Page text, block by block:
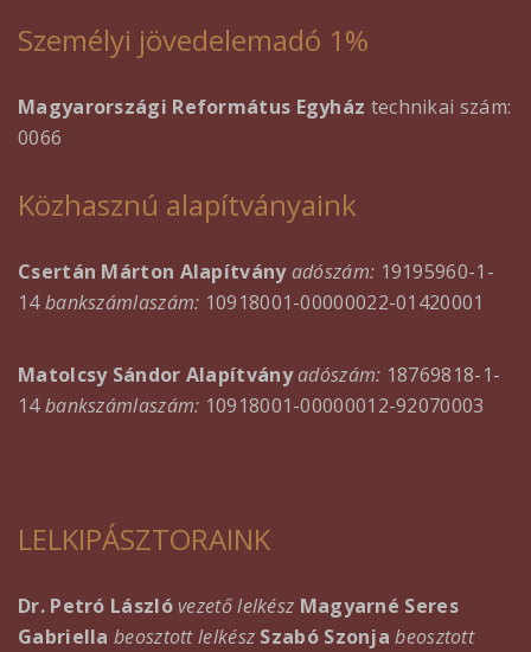
Személyi jövedelemadó 1%
Magyarországi Református Egyház technikai szám:
0066
Közhasznú alapítványaink
Csertán Márton Alapítvány adószám: 19195960-1-
14bankszámlaszám: 10918001-00000022-01420001
Matolcsy Sándor Alapítványadószám: 18769818-1-
14bankszámlaszám: 10918001-00000012-92070003
LELKIPÁSZTORAINK
Dr. Petró Lászlóvezető lelkész Magyarné Seres
Gabriella beosztott lelkész Szabó Szonjabeosztott